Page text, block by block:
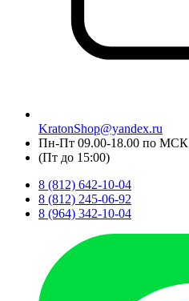
KratonShop@yandex.ru
Пн-Пт 09.00-18.00 по МСК
(Пт до 15:00)
8 (812) 642-10-04
8 (812) 245-06-92
8 (964) 342-10-04